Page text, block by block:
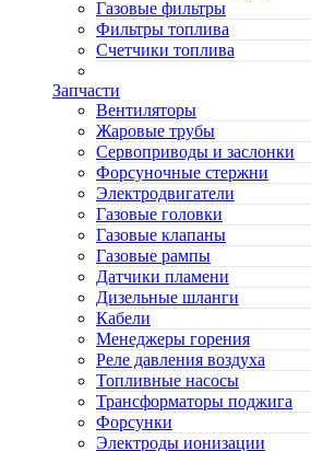
Газовые фильтры
Фильтры топлива
Счетчики топлива
Запчасти
Вентиляторы
Жаровые трубы
Сервоприводы и заслонки
Форсуночные стержни
Электродвигатели
Газовые головки
Газовые клапаны
Газовые рампы
Датчики пламени
Дизельные шланги
Кабели
Менеджеры горения
Реле давления воздуха
Топливные насосы
Трансформаторы поджига
Форсунки
Электроды ионизации